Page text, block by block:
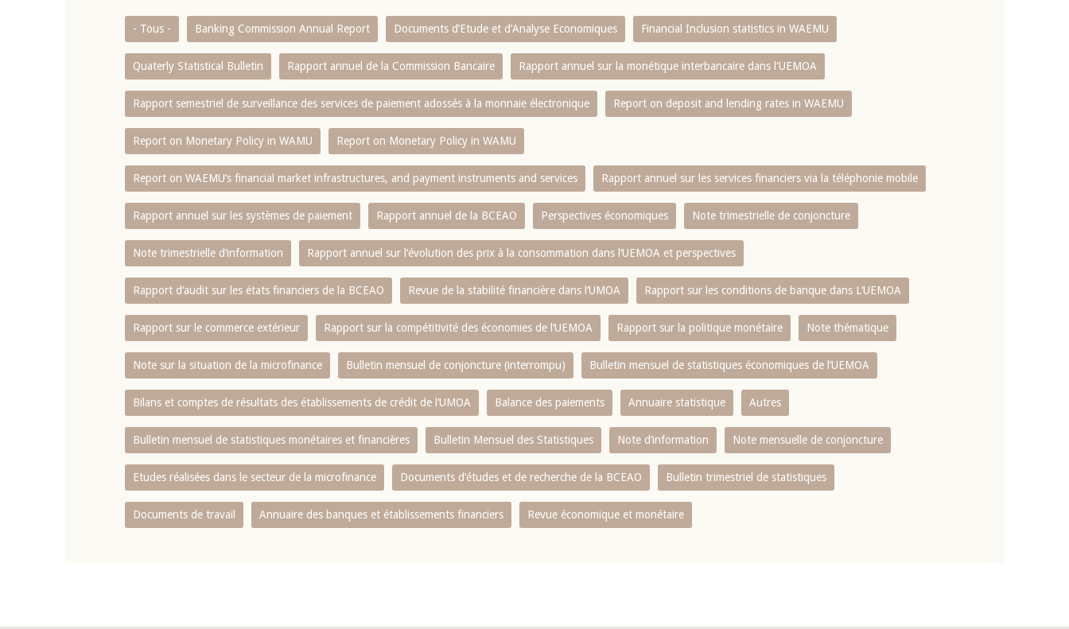
- Tous - Banking Commission Annual Report Documents d’Etude et d’Analyse Economiques Financial Inclusion statistics in WAEMU
Quaterly Statistical Bulletin Rapport annuel de la Commission Bancaire Rapport annuel sur la monétique interbancaire dans l'UEMOA
Rapport semestriel de surveillance des services de paiement adossés à la monnaie électronique Report on deposit and lending rates in WAEMU
Report on Monetary Policy in WAMU Report on Monetary Policy in WAMU
Report on WAEMU’s financial market infrastructures, and payment instruments and services Rapport annuel sur les services financiers via la téléphonie mobile
Rapport annuel sur les systèmes de paiement Rapport annuel de la BCEAO Perspectives économiques Note trimestrielle de conjoncture
Note trimestrielle d‘information Rapport annuel sur l‘évolution des prix à la consommation dans l‘UEMOA et perspectives
Rapport d‘audit sur les états financiers de la BCEAO Revue de la stabilité financière dans l‘UMOA Rapport sur les conditions de banque dans L‘UEMOA
Rapport sur le commerce extérieur Rapport sur la compétitivité des économies de l‘UEMOA Rapport sur la politique monétaire Note thématique
Note sur la situation de la microfinance Bulletin mensuel de conjoncture (interrompu) Bulletin mensuel de statistiques économiques de l‘UEMOA
Bilans et comptes de résultats des établissements de crédit de l‘UMOA Balance des paiements Annuaire statistique Autres
Bulletin mensuel de statistiques monétaires et financières Bulletin Mensuel des Statistiques Note d’information Note mensuelle de conjoncture
Etudes réalisées dans le secteur de la microfinance Documents d’études et de recherche de la BCEAO Bulletin trimestriel de statistiques
Documents de travail Annuaire des banques et établissements financiers Revue économique et monétaire